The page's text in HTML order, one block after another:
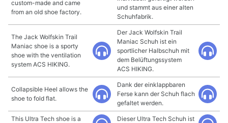
custom-made and came
from an old shoe factory.
und stammt aus einer alten
Schuhfabrik.
The Jack Wolfskin Trail
Maniac shoe is a sporty
shoe with the ventilation
system ACS HIKING.
Der Jack Wolfskin Trail
Maniac Schuh ist ein
sportlicher Halbschuh mit
dem Belüftungssystem
ACS HIKING.
Collapsible Heel allows the
shoe to fold flat.
Dank der einklappbaren
Ferse kann der Schuh flach
gefaltet werden.
This Ultra Tech shoe is a
Dieser Ultra Tech Schuh ist